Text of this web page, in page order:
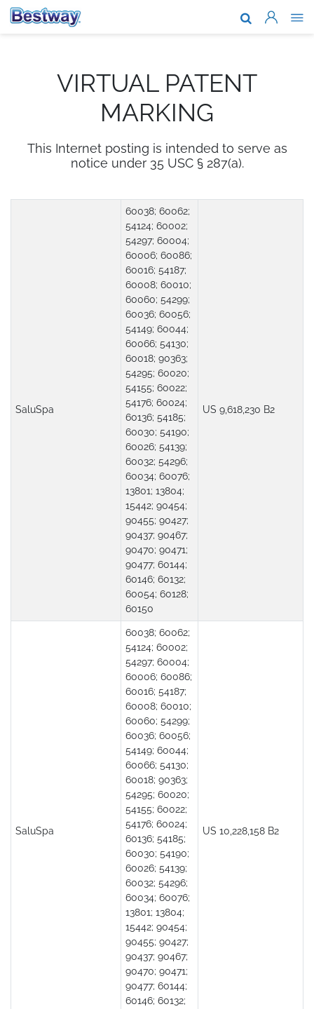
Nosotros
Soporte
Blog
VIRTUAL PATENT
MARKING
This Internet posting is intended to serve as
notice under 35 USC § 287(a).
SaluSpa
60038; 60062;
54124; 60002;
54297; 60004;
60006; 60086;
60016; 54187;
60008; 60010;
60060; 54299;
60036; 60056;
54149; 60044;
60066; 54130;
60018; 90363;
54295; 60020;
54155; 60022;
54176; 60024;
60136; 54185;
60030; 54190;
60026; 54139;
60032; 54296;
60034; 60076;
13801; 13804;
15442; 90454;
90455; 90427;
90437; 90467;
90470; 90471;
90477; 60144;
60146; 60132;
60054; 60128;
60150
US 9,618,230 B2
SaluSpa
60038; 60062;
54124; 60002;
54297; 60004;
60006; 60086;
60016; 54187;
60008; 60010;
60060; 54299;
60036; 60056;
54149; 60044;
60066; 54130;
60018; 90363;
54295; 60020;
54155; 60022;
54176; 60024;
60136; 54185;
60030; 54190;
60026; 54139;
60032; 54296;
60034; 60076;
13801; 13804;
15442; 90454;
90455; 90427;
90437; 90467;
90470; 90471;
90477; 60144;
60146; 60132;
US 10,228,158 B2